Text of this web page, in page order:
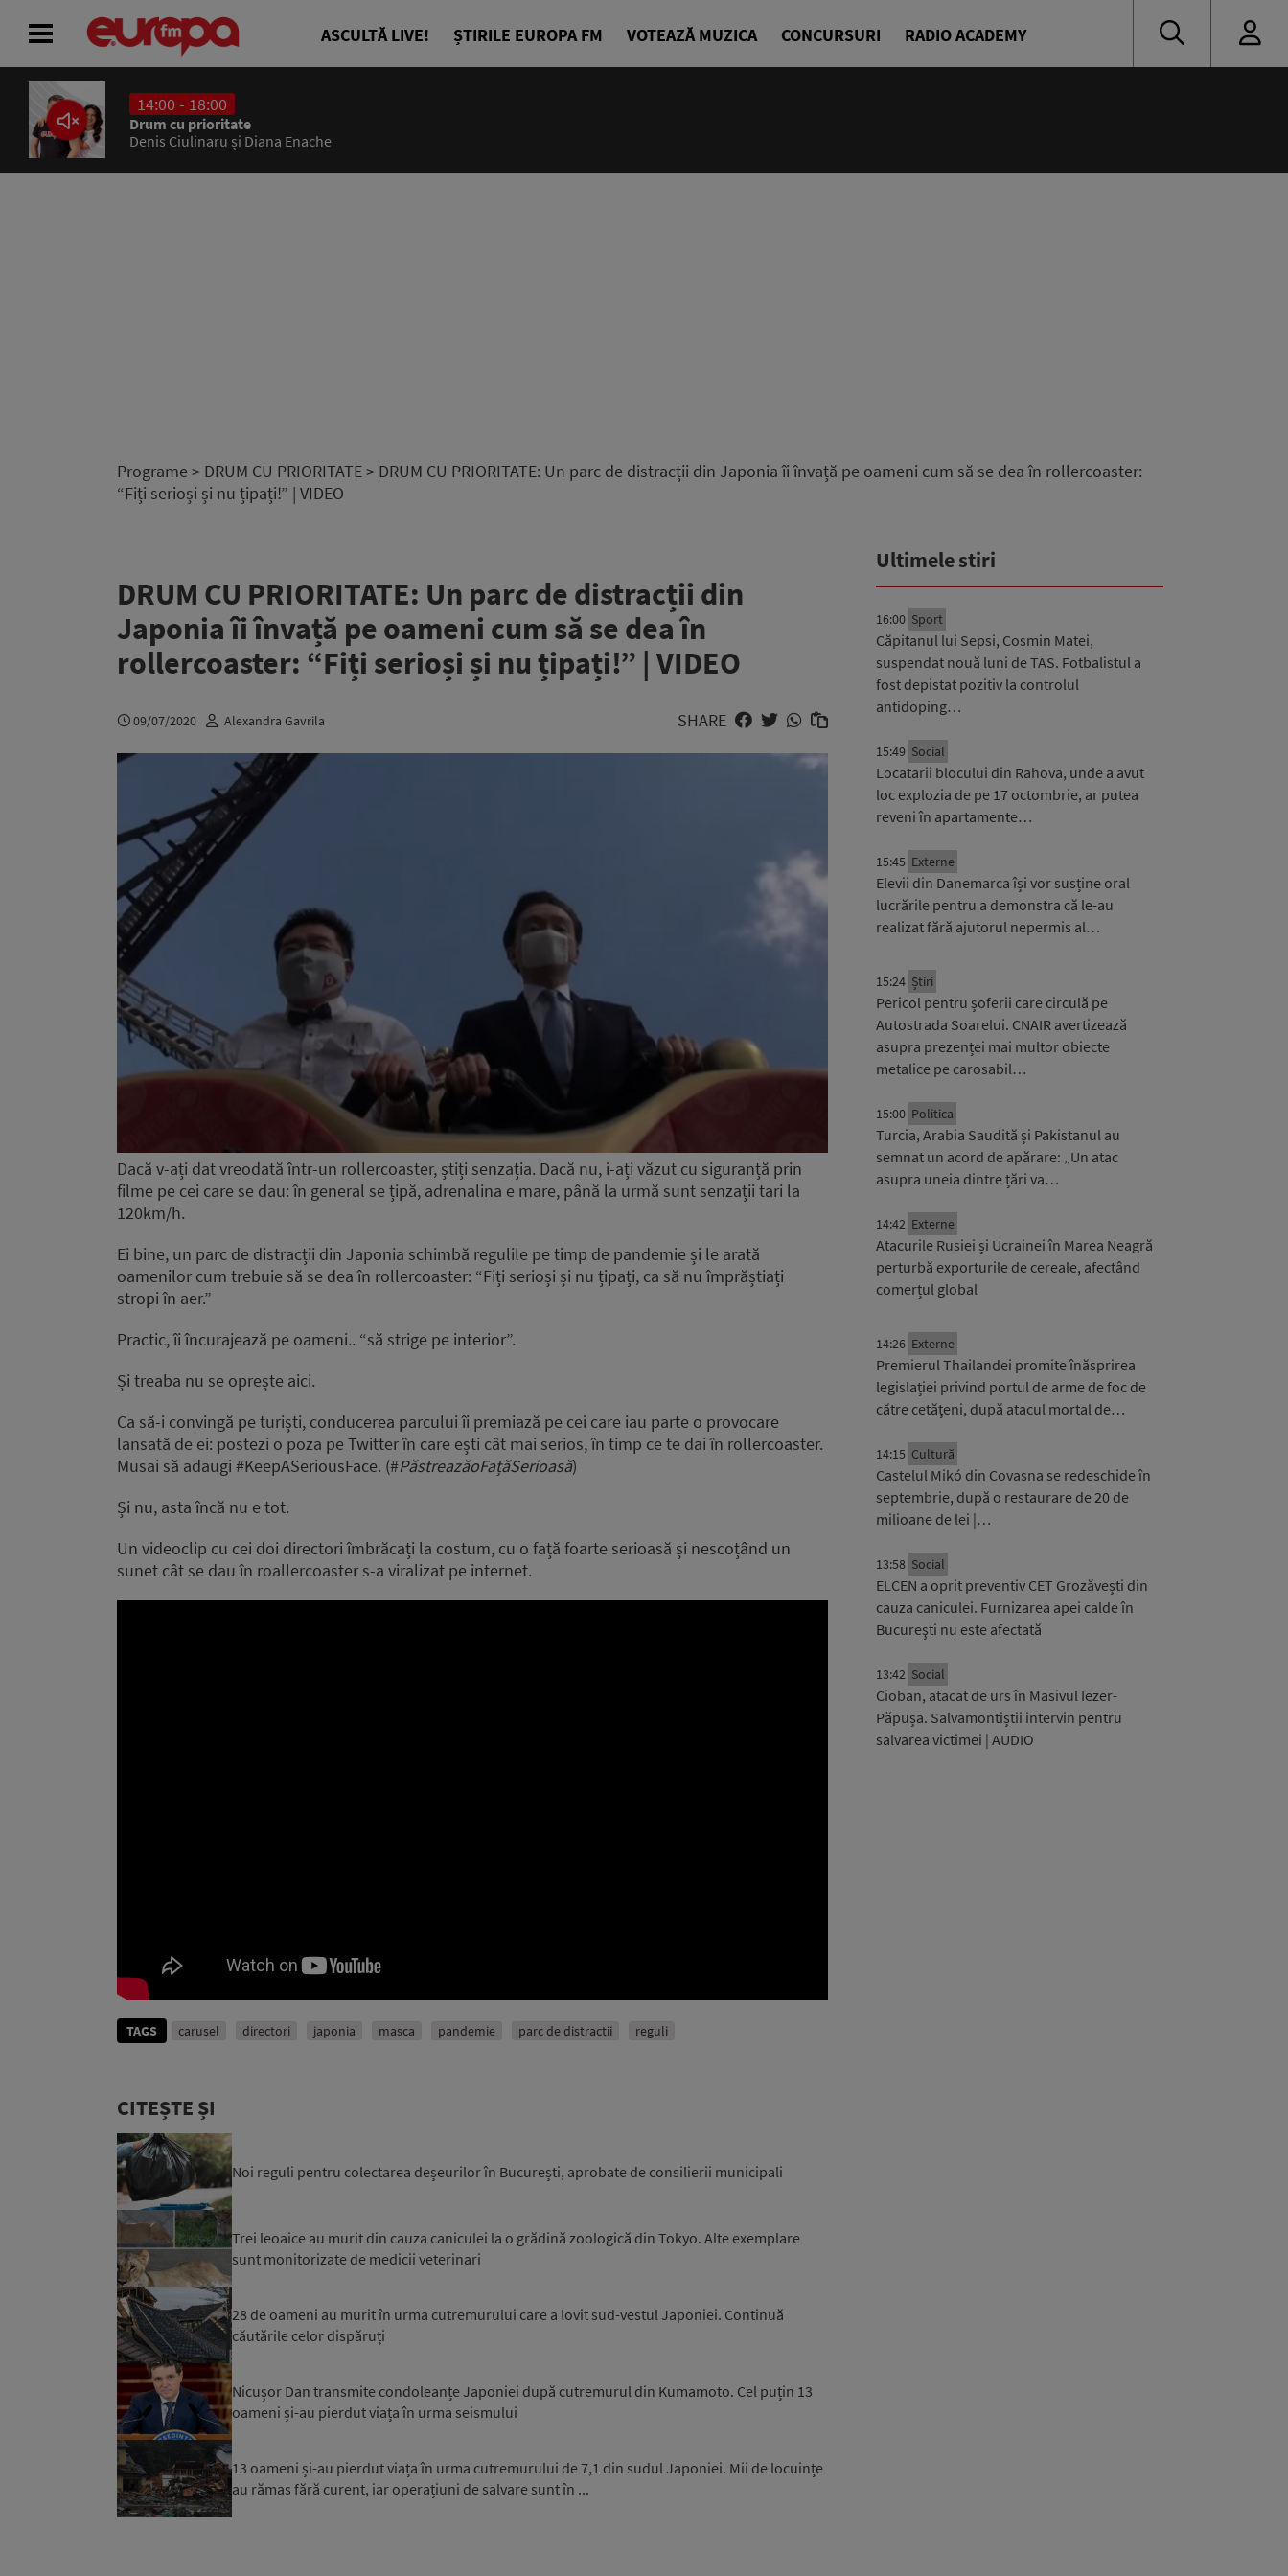
ASCULTĂ LIVE! ȘTIRILE EUROPA FM VOTEAZĂ MUZICA CONCURSURI RADIO ACADEMY
14:00 - 18:00
Drum cu prioritate
Denis Ciulinaru și Diana Enache
Programe > DRUM CU PRIORITATE> DRUM CU PRIORITATE: Un parc de distracții din Japonia îi învață pe oameni cum să se dea în rollercoaster:
“Fiți serioși și nu țipați!” | VIDEO
DRUM CU PRIORITATE: Un parc de distracții din
Japonia îi învață pe oameni cum să se dea în
rollercoaster: “Fiți serioși și nu țipați!” | VIDEO
09/07/2020 Alexandra Gavrila SHARE
Dacă v-ați dat vreodată într-un rollercoaster, știți senzația. Dacă nu, i-ați văzut cu siguranță prin
filme pe cei care se dau: în general se țipă, adrenalina e mare, până la urmă sunt senzații tari la
120km/h.
Ei bine, un parc de distracții din Japonia schimbă regulile pe timp de pandemie și le arată
oamenilor cum trebuie să se dea în rollercoaster: “Fiți serioși și nu țipați, ca să nu împrăștiați
stropi în aer.”
Practic, îi încurajează pe oameni.. “să strige pe interior”.
Și treaba nu se oprește aici.
Ca să-i convingă pe turiști, conducerea parcului îi premiază pe cei care iau parte o provocare
lansată de ei: postezi o poza pe Twitter în care ești cât mai serios, în timp ce te dai în rollercoaster.
Musai să adaugi #KeepASeriousFace. (#PăstreazăoFațăSerioasă)
Și nu, asta încă nu e tot.
Un videoclip cu cei doi directori îmbrăcați la costum, cu o față foarte serioasă și nescoțând un
sunet cât se dau în roallercoaster s-a viralizat pe internet.
TAGS carusel directori japonia masca pandemie parc de distractii reguli
CITEȘTE ȘI
Noi reguli pentru colectarea deșeurilor în București, aprobate de consilierii municipali
Trei leoaice au murit din cauza caniculei la o grădină zoologică din Tokyo. Alte exemplare
sunt monitorizate de medicii veterinari
28 de oameni au murit în urma cutremurului care a lovit sud-vestul Japoniei. Continuă
căutările celor dispăruți
Nicuşor Dan transmite condoleanțe Japoniei după cutremurul din Kumamoto. Cel puțin 13
oameni și-au pierdut viața în urma seismului
13 oameni și-au pierdut viața în urma cutremurului de 7,1 din sudul Japoniei. Mii de locuințe
au rămas fără curent, iar operațiuni de salvare sunt în ...
Ultimele stiri
16:00 Sport
Căpitanul lui Sepsi, Cosmin Matei,
suspendat nouă luni de TAS. Fotbalistul a
fost depistat pozitiv la controlul
antidoping…
15:49 Social
Locatarii blocului din Rahova, unde a avut
loc explozia de pe 17 octombrie, ar putea
reveni în apartamente…
15:45 Externe
Elevii din Danemarca își vor susține oral
lucrările pentru a demonstra că le-au
realizat fără ajutorul nepermis al…
15:24 Știri
Pericol pentru șoferii care circulă pe
Autostrada Soarelui. CNAIR avertizează
asupra prezenței mai multor obiecte
metalice pe carosabil…
15:00 Politica
Turcia, Arabia Saudită și Pakistanul au
semnat un acord de apărare: „Un atac
asupra uneia dintre țări va…
14:42 Externe
Atacurile Rusiei și Ucrainei în Marea Neagră
perturbă exporturile de cereale, afectând
comerțul global
14:26 Externe
Premierul Thailandei promite înăsprirea
legislației privind portul de arme de foc de
către cetățeni, după atacul mortal de…
14:15 Cultură
Castelul Mikó din Covasna se redeschide în
septembrie, după o restaurare de 20 de
milioane de lei |…
13:58 Social
ELCEN a oprit preventiv CET Grozăvești din
cauza caniculei. Furnizarea apei calde în
Bucureşti nu este afectată
13:42 Social
Cioban, atacat de urs în Masivul Iezer-
Păpușa. Salvamontiștii intervin pentru
salvarea victimei | AUDIO
ACASĂ
ȘTIRI